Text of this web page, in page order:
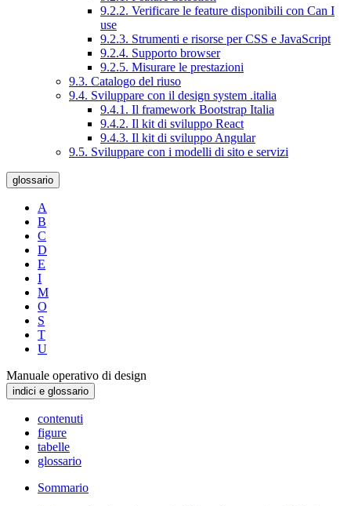
9.2.2. Verificare le feature disponibili con Can I
use
9.2.3. Strumenti e risorse per CSS e JavaScript
9.2.4. Supporto browser
9.2.5. Misurare le prestazioni
9.3. Catalogo del riuso
9.4. Sviluppare con il design system .italia
9.4.1. Il framework Bootstrap Italia
9.4.2. Il kit di sviluppo React
9.4.3. Il kit di sviluppo Angular
9.5. Sviluppare con i modelli di sito e servizi
glossario
A
B
C
D
E
I
M
O
S
T
U
Manuale operativo di design
indici e glossario
contenuti
figure
tabelle
glossario
Sommario